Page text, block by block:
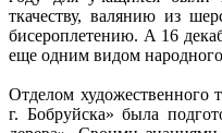
ткачеству, валянию из
бисероплетению. А 16
еще одним видом народного
Отделом художественного
г. Бобруйска» была